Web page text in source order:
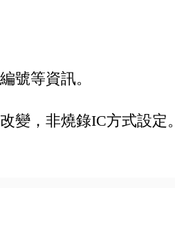
號等資訊。
變，非燒錄IC方式設定。